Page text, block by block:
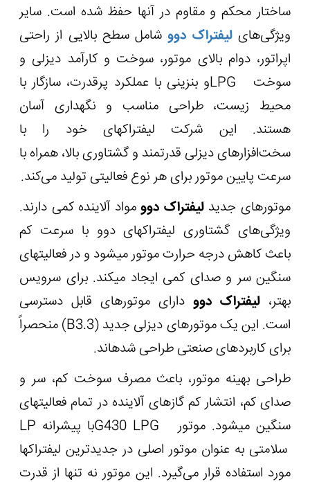
ساختار محکم و مقاوم در آن‏ها حفظ شده است. سایر
ویژگی‌هایلیفتراک دووشامل سطح بالایی از راحتی
اپراتور، دوام بالای موتور، سوخت و کارآمد دیزلی و
سوخت
LPGو بنزینی با عملکرد پرقدرت، سازگار با
محیط زیست، طراحی مناسب و نگهداری آسان
هستند. این شرکت لیفتراک‏های خود را با
سخت‌افزارهای دیزلی قدرتمند و گشتاوری بالا، همراه با
سرعت پایین موتور برای هر نوع فعالیتی تولید می‌کند.
موتورهای جدیدلیفتراک دوومواد آلاینده کمی دارند.
ویژگی‌های گشتاوری لیفتراک‏های دوو با سرعت کم
باعث کاهش درجه حرارت موتور می‏شود و در فعالیت‏های
سنگین سر و صدای کمی ایجاد می‏کند. برای سرویس
بهتر، لیفتراک دوو دارای موتورهای قابل دسترسی
است. این یک موتورهای دیزلی جدید (B3.3) منحصراً
برای کاربردهای صنعتی طراحی شده‏اند.
طراحی بهینه موتور، باعث مصرف سوخت کم، سر و
صدای کم، انتشار کم گازهای آلاینده در تمام فعالیت‏های
سنگین می‏شود. موتور
G430 LPGبا پیشرانه LP
سلامتی به عنوان موتور اصلی در جدیدترین لیفتراک‏ها
مورد استفاده قرار می‌گیرد. این موتور نه تنها از قدرت